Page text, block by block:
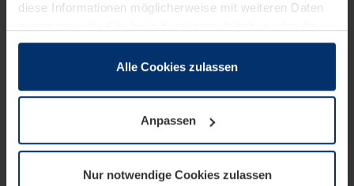
diese Informationen möglicherweise mit weiteren Daten
sie im Rahmen Ihrer Nutzung der Dienste gesammelt
wenn diese für den Betrieb dieser Seite unbedingt
notwendig sind. Für alle anderen Cookie-Typen benötigen
wir Ihre Erlaubnis. Ihre Einwilligung können Sie jederzeit
Datenschutzerklärungunserer Website ändern oder
Alle Cookies zulassen
Anpassen
Nur notwendige Cookies zulassen